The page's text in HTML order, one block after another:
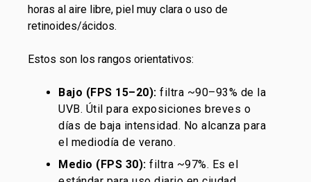
horas al aire libre, piel muy clara o uso de
retinoides/ácidos.
Estos son los rangos orientativos:
Bajo (FPS 15–20): filtra ~90–93% de la
UVB. Útil para exposiciones breves o
días de baja intensidad. No alcanza para
el mediodía de verano.
Medio (FPS 30): filtra ~97%. Es el